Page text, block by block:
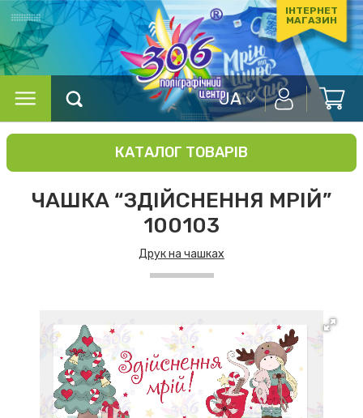
ІНТЕРНЕТ
МАГАЗИН
UA
КАТАЛОГ ТОВАРІВ
ЧАШКА “ЗДІЙСНЕННЯ МРІЙ”
100103
Друк на чашках